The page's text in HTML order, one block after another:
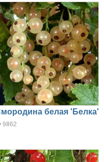
белая 'Белка'
9862